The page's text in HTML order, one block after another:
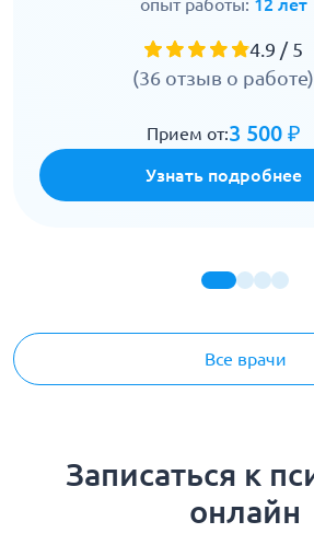
Все врачи
опыт работы: 12 лет
4.9 / 5
(36 отзыв о работе)
Прием от:3 500 ₽
Узнать подробнее
Записаться к
онлайн